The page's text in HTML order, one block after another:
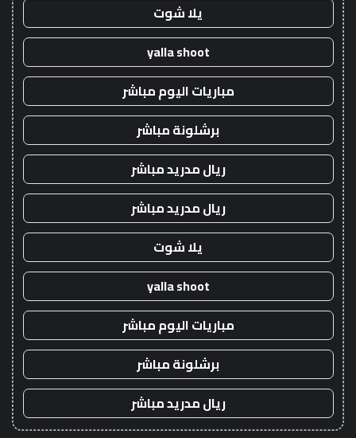
يلا شوت
yalla shoot
مباريات اليوم مباشر
برشلونة مباشر
ريال مدريد مباشر
ريال مدريد مباشر
يلا شوت
yalla shoot
مباريات اليوم مباشر
برشلونة مباشر
ريال مدريد مباشر